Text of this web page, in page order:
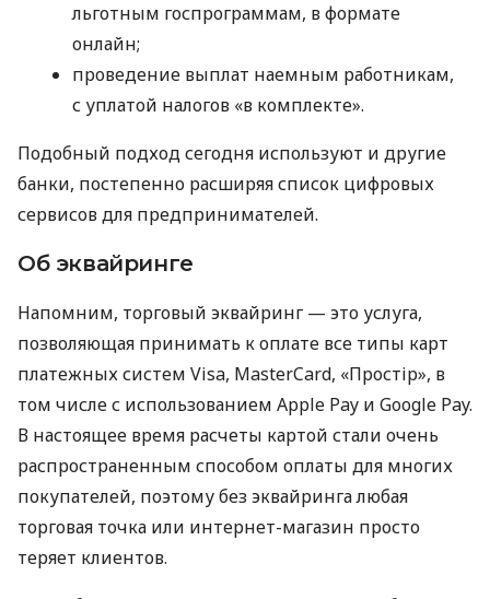
льготным госпрограммам, в формате
онлайн;
проведение выплат наемным работникам,
с уплатой налогов «в комплекте».
Подобный подход сегодня используют и другие
банки, постепенно расширяя список цифровых
сервисов для предпринимателей.
Об эквайринге
Напомним, торговый эквайринг — это услуга,
позволяющая принимать к оплате все типы карт
платежных систем Visa, MasterCard, «Простір», в
том числе с использованием Apple Pay и Google Pay.
В настоящее время расчеты картой стали очень
распространенным способом оплаты для многих
покупателей, поэтому без эквайринга любая
торговая точка или интернет-магазин просто
теряет клиентов.